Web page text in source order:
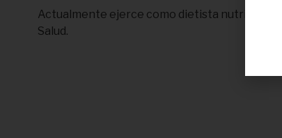
Actualmente ejerce como dietista
Salud.